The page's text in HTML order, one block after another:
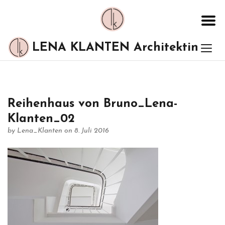
LENA KLANTEN Architektin
Reihenhaus von Bruno_Lena-
Klanten_02
by Lena_Klanten on 8. Juli 2016